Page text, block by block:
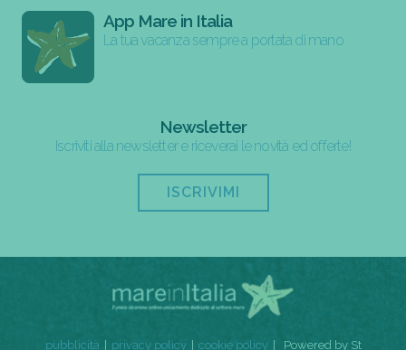
App Mare in Italia
La tua vacanza sempre a portata di mano
Newsletter
Iscriviti alla newsletter e riceverai le novità ed offerte!
ISCRIVIMI
pubblicità privacy policy cookie policy Powered by St